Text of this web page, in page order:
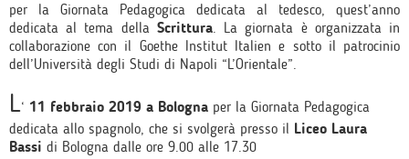
per la Giornata Pedagogica dedicata al tedesco, quest’anno
dedicata al tema della Scrittura. La giornata è organizzata in
collaborazione con il Goethe Institut Italien e sotto il patrocinio
dell’Università degli Studi di Napoli “L’Orientale”.
L‘ 11 febbraio 2019 a Bologna per la Giornata Pedagogica
dedicata allo spagnolo, che si svolgerà presso il Liceo Laura
Bassi di Bologna dalle ore 9.00 alle 17.30